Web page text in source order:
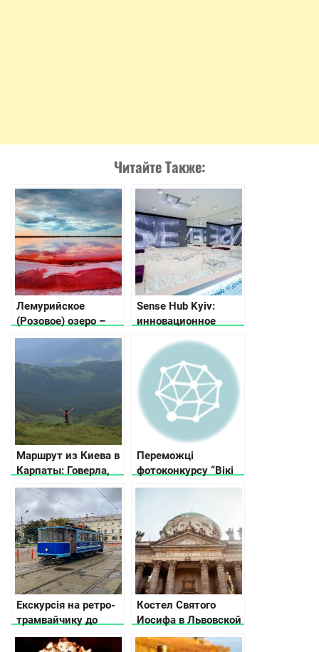
Читайте Также:
Лемурийское
(Розовое) озеро –
мифы и реальность!
Sense Hub Kyiv:
инновационное
работы и
вдохновения
Маршрут из Киева в
Карпаты: Говерла,
рафтинг и бассейн в
горах
Переможці
фотоконкурсу “Вікі
любить пам’ятки” в
Екскурсія на ретро-
трамвайчику до
минулого й
Костел Святого
Иосифа в Львовской
области